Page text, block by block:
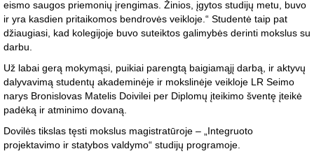
eismo saugos priemonių įrengimas. Žinios, įgytos studijų metu, buvo
ir yra kasdien pritaikomos bendrovės veikloje.“ Studentė taip pat
džiaugiasi, kad kolegijoje buvo suteiktos galimybės derinti mokslus su
darbu.
Už labai gerą mokymąsi, puikiai parengtą baigiamąjį darbą, ir aktyvų
dalyvavimą studentų akademinėje ir mokslinėje veikloje LR Seimo
narys Bronislovas Matelis Doivilei per Diplomų įteikimo šventę įteikė
padėką ir atminimo dovaną.
Dovilės tikslas tęsti mokslus magistratūroje – „Integruoto
projektavimo ir statybos valdymo“ studijų programoje.